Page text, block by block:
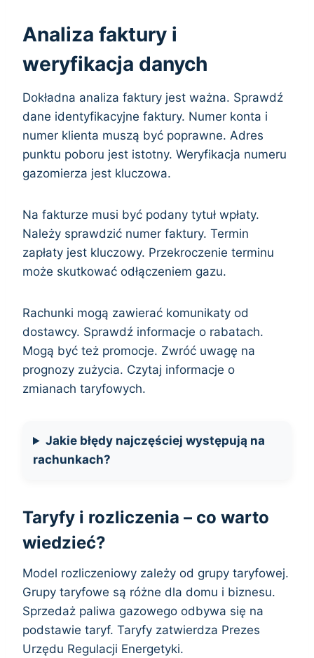
Analiza faktury i
weryfikacja danych
Dokładna analiza faktury jest ważna. Sprawdź
dane identyfikacyjne faktury. Numer konta i
numer klienta muszą być poprawne. Adres
punktu poboru jest istotny. Weryfikacja numeru
gazomierza jest kluczowa.
Na fakturze musi być podany tytuł wpłaty.
Należy sprawdzić numer faktury. Termin
zapłaty jest kluczowy. Przekroczenie terminu
może skutkować odłączeniem gazu.
Rachunki mogą zawierać komunikaty od
dostawcy. Sprawdź informacje o rabatach.
Mogą być też promocje. Zwróć uwagę na
prognozy zużycia. Czytaj informacje o
zmianach taryfowych.
Jakie błędy najczęściej występują na
rachunkach?
Taryfy i rozliczenia – co warto
wiedzieć?
Model rozliczeniowy zależy od grupy taryfowej.
Grupy taryfowe są różne dla domu i biznesu.
Sprzedaż paliwa gazowego odbywa się na
podstawie taryf. Taryfy zatwierdza Prezes
Urzędu Regulacji Energetyki.